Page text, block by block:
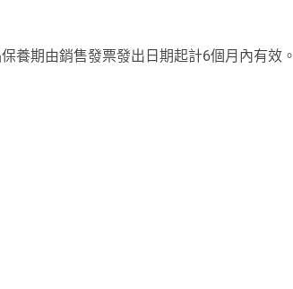
養期由銷售發票發出日期起計6個月內有效。